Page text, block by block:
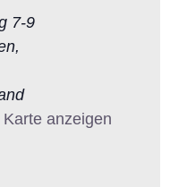
7-9
,
anzeigen